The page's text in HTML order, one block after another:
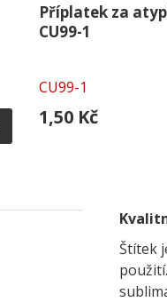
Příplatek za
CU99-1
CU99-1
1,50 Kč
Štítek